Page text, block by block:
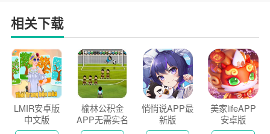
相关下载
LMIR安卓版
中文版
榆林公积金
APP无需实名
认证版
悄悄说APP最
新版
美家lifeAPP
安卓版